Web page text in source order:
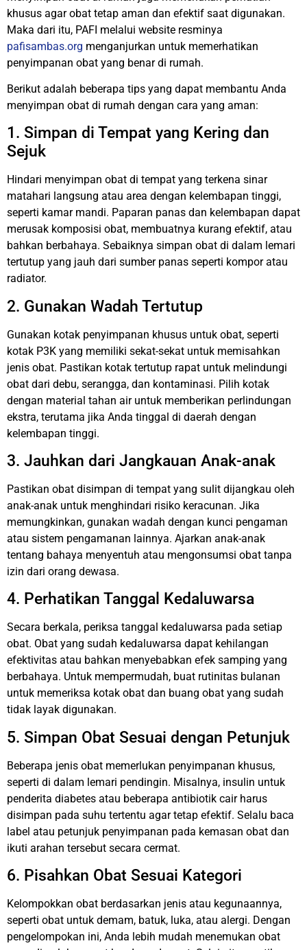
khusus agar obat tetap aman dan efektif saat digunakan.
Maka dari itu, PAFI melalui website resminya
pafisambas.org menganjurkan untuk memerhatikan
penyimpanan obat yang benar di rumah.
Berikut adalah beberapa tips yang dapat membantu Anda
menyimpan obat di rumah dengan cara yang aman:
1. Simpan di Tempat yang Kering dan
Sejuk
Hindari menyimpan obat di tempat yang terkena sinar
matahari langsung atau area dengan kelembapan tinggi,
seperti kamar mandi. Paparan panas dan kelembapan dapat
merusak komposisi obat, membuatnya kurang efektif, atau
bahkan berbahaya. Sebaiknya simpan obat di dalam lemari
tertutup yang jauh dari sumber panas seperti kompor atau
radiator.
2. Gunakan Wadah Tertutup
Gunakan kotak penyimpanan khusus untuk obat, seperti
kotak P3K yang memiliki sekat-sekat untuk memisahkan
jenis obat. Pastikan kotak tertutup rapat untuk melindungi
obat dari debu, serangga, dan kontaminasi. Pilih kotak
dengan material tahan air untuk memberikan perlindungan
ekstra, terutama jika Anda tinggal di daerah dengan
kelembapan tinggi.
3. Jauhkan dari Jangkauan Anak-anak
Pastikan obat disimpan di tempat yang sulit dijangkau oleh
anak-anak untuk menghindari risiko keracunan. Jika
memungkinkan, gunakan wadah dengan kunci pengaman
atau sistem pengamanan lainnya. Ajarkan anak-anak
tentang bahaya menyentuh atau mengonsumsi obat tanpa
izin dari orang dewasa.
4. Perhatikan Tanggal Kedaluwarsa
Secara berkala, periksa tanggal kedaluwarsa pada setiap
obat. Obat yang sudah kedaluwarsa dapat kehilangan
efektivitas atau bahkan menyebabkan efek samping yang
berbahaya. Untuk mempermudah, buat rutinitas bulanan
untuk memeriksa kotak obat dan buang obat yang sudah
tidak layak digunakan.
5. Simpan Obat Sesuai dengan Petunjuk
Beberapa jenis obat memerlukan penyimpanan khusus,
seperti di dalam lemari pendingin. Misalnya, insulin untuk
penderita diabetes atau beberapa antibiotik cair harus
disimpan pada suhu tertentu agar tetap efektif. Selalu baca
label atau petunjuk penyimpanan pada kemasan obat dan
ikuti arahan tersebut secara cermat.
6. Pisahkan Obat Sesuai Kategori
Kelompokkan obat berdasarkan jenis atau kegunaannya,
seperti obat untuk demam, batuk, luka, atau alergi. Dengan
pengelompokan ini, Anda lebih mudah menemukan obat